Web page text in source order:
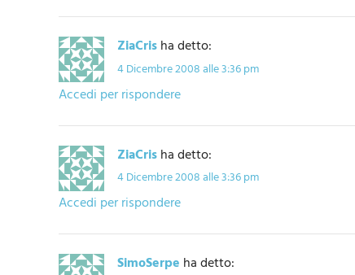
ZiaCrisha detto:
4 Dicembre 2008 alle 3:36 pm
Accedi per rispondere
ZiaCrisha detto:
4 Dicembre 2008 alle 3:36 pm
Accedi per rispondere
SimoSerpe ha detto: